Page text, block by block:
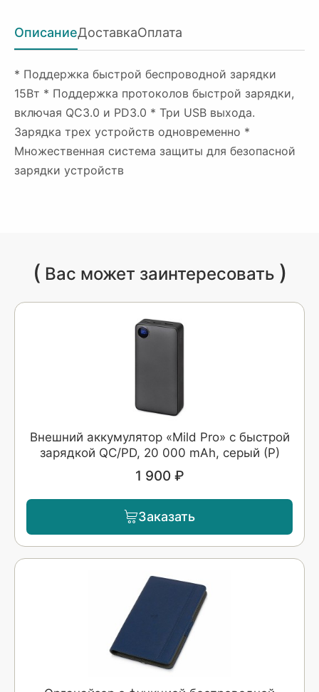
ОписаниеДоставкаОплата
* Поддержка быстрой беспроводной зарядки
15Вт * Поддержка протоколов быстрой зарядки,
включая QC3.0 и PD3.0 * Три USB выхода.
Зарядка трех устройств одновременно *
Множественная система защиты для безопасной
зарядки устройств
( Вас может заинтересовать )
Внешний аккумулятор «Mild Pro» c быстрой
зарядкой QC/PD, 20 000 mAh, серый (Р)
1 900 ₽
Заказать